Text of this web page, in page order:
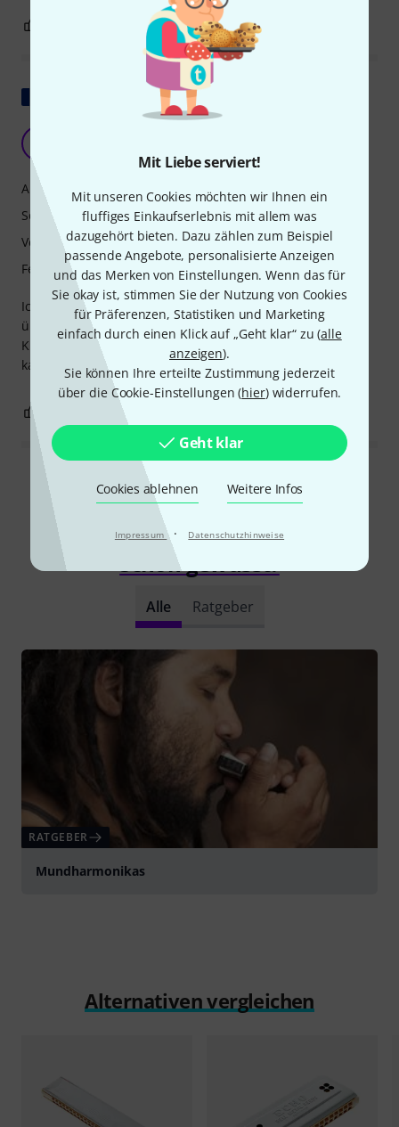
Mit Liebe serviert!
Mit unseren Cookies möchten wir Ihnen ein
fluffiges Einkaufserlebnis mit allem was
dazugehört bieten. Dazu zählen zum Beispiel
passende Angebote, personalisierte Anzeigen
und das Merken von Einstellungen. Wenn das für
Sie okay ist, stimmen Sie der Nutzung von Cookies
für Präferenzen, Statistiken und Marketing
einfach durch einen Klick auf „Geht klar“ zu (alle
anzeigen).
Sie können Ihre erteilte Zustimmung jederzeit
über die Cookie-Einstellungen (hier) widerrufen.
Geht klar
Cookies ablehnen Weitere Infos
Impressum · Datenschutzhinweise
BEWERTUNG MELDEN
Ich bin von der Qualität dieses Instruments sehr
überrascht! Es liegt gut in der Hand und hat einen tollen
Klang. Das Preis-Leistungs-Verhältnis ist hervorragend! Ich
kann es wärmstens empfehlen!
Ansprache
Sound
Verarbeitung
Features
Alle Bewertungen lesen
Schon gewusst?
Alle Ratgeber
RATGEBER
Mundharmonikas
Alternativen vergleichen